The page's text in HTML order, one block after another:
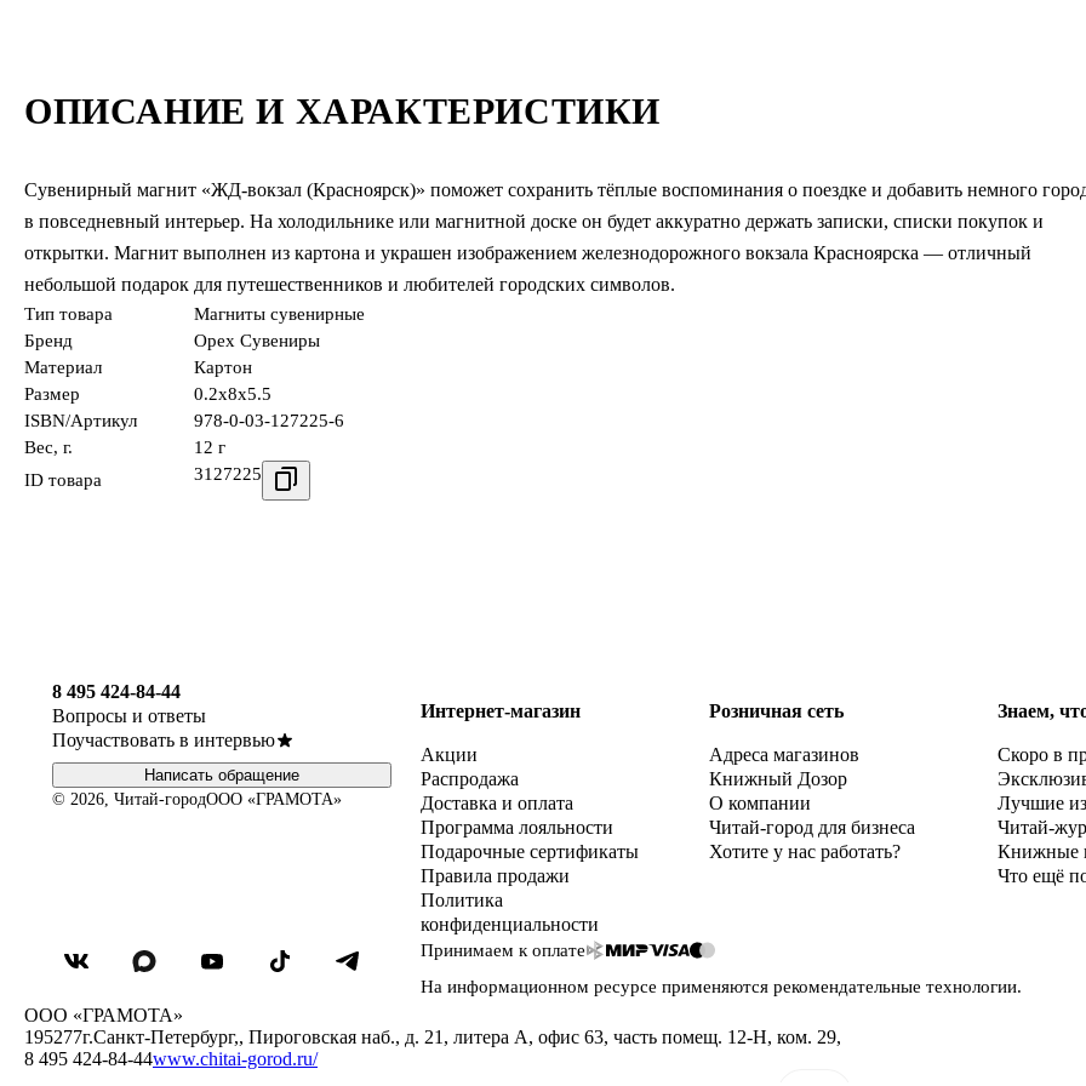
ОПИСАНИЕ И ХАРАКТЕРИСТИКИ
Сувенирный магнит «ЖД-вокзал (Красноярск)» поможет сохранить тёплые воспоминания о поездке и добавить немного
в повседневный интерьер. На холодильнике или магнитной доске он будет аккуратно держать записки, списки покупок и
открытки. Магнит выполнен из картона и украшен изображением железнодорожного вокзала Красноярска — отличный
небольшой подарок для путешественников и любителей городских символов.
Тип товара
Магниты сувенирные
Бренд
Орех Сувениры
Материал
Картон
Размер
0.2x8x5.5
ISBN/Артикул
978-0-03-127225-6
Вес, г.
12 г
ID товара
3127225
8 495 424-84-44
Вопросы и ответы
Поучаствовать в интервью
Написать обращение
© 2026, Читай-городООО «ГРАМОТА»
Интернет-магазин
Акции
Распродажа
Доставка и оплата
Программа лояльности
Подарочные сертификаты
Правила продажи
Политика
конфиденциальности
Розничная сеть
Адреса магазинов
Книжный Дозор
О компании
Читай-город для бизнеса
Хотите у нас работать?
Знаем,
Скоро в
Лучшие
Читай-
Книжные
Что ещё
Принимаем к оплате
На информационном ресурсе применяются рекомендательные технологии.
ООО «ГРАМОТА»
195277г.Санкт-Петербург,, Пироговская наб., д. 21, литера А, офис 63, часть помещ. 12-Н, ком. 29,
8 495 424-84-44www.chitai-gorod.ru/